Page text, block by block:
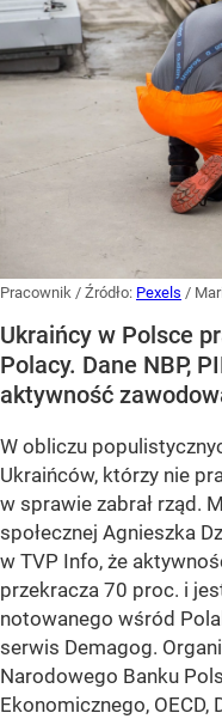
Pracownik / Źródło: Pexels /
Ukraińcy w Polsce
Polacy. Dane NBP,
aktywność
W obliczu
Ukraińców, którzy nie
w sprawie zabrał rząd.
społecznej Agnieszka
w TVP Info, że
przekracza 70 proc. i
notowanego wśród
serwis Demagog.
Narodowego Banku
Ekonomicznego, OECD,